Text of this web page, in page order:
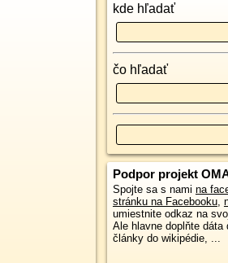
kde hľadať
čo hľadať
Podpor projekt
Spojte sa s nami na
stránku na Facebooku,
umiestnite odkaz na
Ale hlavne doplňte dáta
články do wikipédie, ...